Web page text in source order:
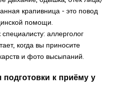
крапивница - это повод
помощи.
аллерголог
когда вы приносите
и фото высыпаний.
подготовки к приёму у